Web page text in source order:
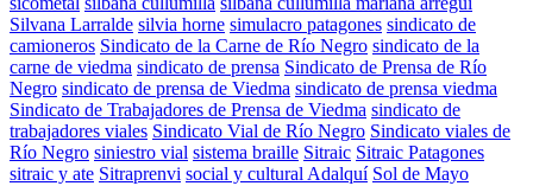
Silvana Larralde silvia horne simulacro patagones sindicato de
camioneros Sindicato de la Carne de Río Negro sindicato de la
carne de viedma sindicato de prensa Sindicato de Prensa de Río
Negro sindicato de prensa de Viedma sindicato de prensa viedma
Sindicato de Trabajadores de Prensa de Viedma sindicato de
trabajadores viales Sindicato Vial de Río Negro Sindicato viales de
Río Negro siniestro vial sistema braille Sitraic Sitraic Patagones
sitraic y ate Sitraprenvi social y cultural Adalquí Sol de Mayo